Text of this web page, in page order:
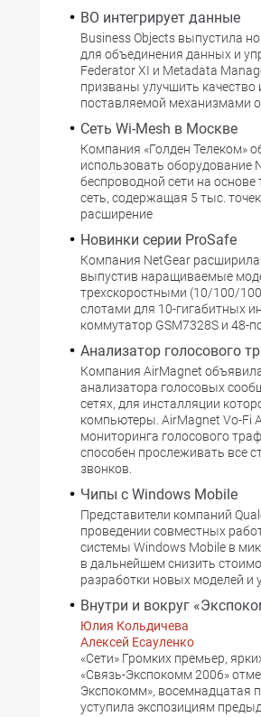
BO интегрирует данные
Business Objects выпустила
для объединения данных и
Federator XI и Metadata
призваны улучшить
поставляемой механизмами
Сеть Wi-Mesh в Москве
Компания «Голден Телеком»
использовать оборудование
беспроводной сети на основе
сеть, содержащая 5 тыс.
расширение
Новинки серии ProSafe
Компания NetGear
выпустив наращиваемые
трехскоростными (10/100/
слотами для 10-гигабитных
коммутатор GSM7328S и 48-
Анализатор голосового
Компания AirMagnet
анализатора голосовых
сетях, для инсталляции
компьютеры. AirMagnet Vo-Fi
мониторинга голосового
способен прослеживать все
звонков.
Чипы с Windows Mobile
Представители компаний
проведении совместных
системы Windows Mobile в
в дальнейшем снизить
разработки новых моделей и
Внутри и вокруг
Юлия Кольдичева
Алексей Есауленко
«Сети» Громких премьер,
«Связь-Экспокомм 2006»
Экспокомм», восемнадцатая
уступила экспозициям